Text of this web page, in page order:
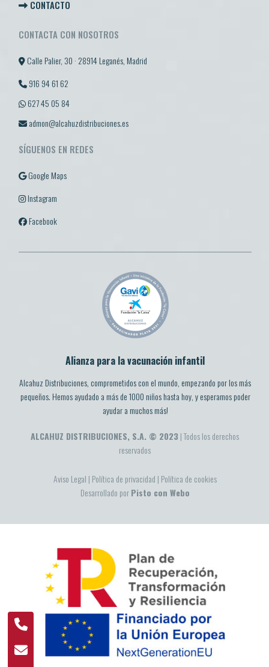
CONTACTO
CONTACTA CON NOSOTROS
Calle Palier, 30 · 28914 Leganés, Madrid
916 94 61 62
627 45 05 84
admon@alcahuzdistribuciones.es
SÍGUENOS EN REDES
Google Maps
Instagram
Facebook
Alianza para la vacunación infantil
Alcahuz Distribuciones, comprometidos con el mundo, empezando por los más
pequeños. Hemos ayudado a más de 1000 niños hasta hoy, y esperamos poder
ayudar a muchos más!
ALCAHUZ DISTRIBUCIONES, S.A. © 2023 | Todos los derechos
reservados
Aviso Legal | Política de privacidad | Política de cookies
Desarrollado porPisto con Webo